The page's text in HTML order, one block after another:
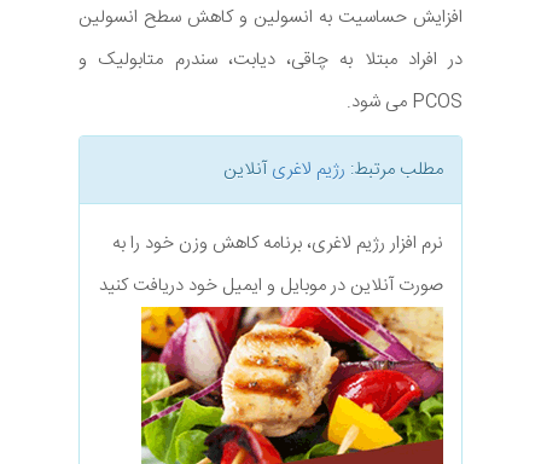
افزایش حساسیت به انسولین و کاهش سطح انسولین
در افراد مبتلا به چاقی، دیابت، سندرم متابولیک و
PCOS می شود.
مطلب مرتبط: رژیم لاغریآنلاین
نرم افزار رژیم لاغری، برنامه کاهش وزن خود را به
صورت آنلاین در موبایل و ایمیل خود دریافت کنید